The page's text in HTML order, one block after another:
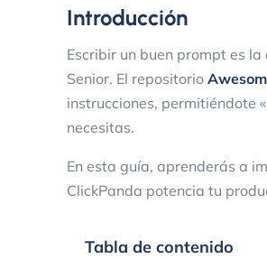
Introducción
Escribir un buen prompt es
Senior. El repositorio
instrucciones, permitiéndote
necesitas.
En esta guía, aprenderás a
ClickPanda potencia tu
Tabla de contenido